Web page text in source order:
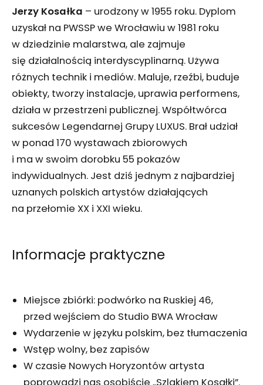
Jerzy Kosałka – urodzony w 1955 roku. Dyplom
uzyskał na PWSSP we Wrocławiu w 1981 roku
w dziedzinie malarstwa, ale zajmuje
się działalnością interdyscyplinarną. Używa
różnych technik i mediów. Maluje, rzeźbi, buduje
obiekty, tworzy instalacje, uprawia performens,
działa w przestrzeni publicznej. Współtwórca
sukcesów Legendarnej Grupy LUXUS. Brał udział
w ponad 170 wystawach zbiorowych
i ma w swoim dorobku 55 pokazów
indywidualnych. Jest dziś jednym z najbardziej
uznanych polskich artystów działających
na przełomie XX i XXI wieku.
Informacje praktyczne
Miejsce zbiórki: podwórko na Ruskiej 46,
przed wejściem do Studio BWA Wrocław
Wydarzenie w języku polskim, bez tłumaczenia
Wstęp wolny, bez zapisów
W czasie Nowych Horyzontów artysta